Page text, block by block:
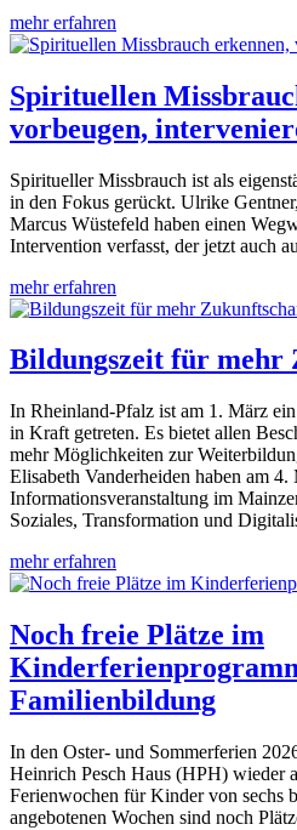
mehr erfahren
Spirituellen
vorbeugen,
Spiritueller Missbrauch ist als
in den Fokus gerückt. Ulrike
Marcus Wüstefeld haben einen
Intervention verfasst, der jetzt auch
mehr erfahren
Bildungszeit für mehr
In Rheinland-Pfalz ist am 1. März
in Kraft getreten. Es bietet allen
mehr Möglichkeiten zur
Elisabeth Vanderheiden haben am
Informationsveranstaltung im
Soziales, Transformation und
mehr erfahren
Noch freie Plätze im
Familienbildung
In den Oster- und Sommerferien
Heinrich Pesch Haus (HPH) wieder
Ferienwochen für Kinder von sechs
angebotenen Wochen sind noch